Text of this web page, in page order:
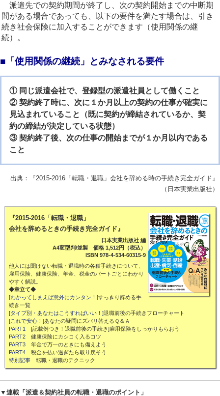
派遣先での契約期間が終了し、次の契約開始までの中断期
間がある場合であっても、以下の要件を満たす場合は、引き
続き社会保険に加入することができます（使用関係の継
続）。
■「使用関係の継続」とみなされる要件
① 同じ派遣会社で、登録型の派遣社員として働くこと
② 契約終了時に、次に１か月以上の契約の仕事が確実に
見込まれていること（既に契約が締結されているか、契
約の締結が決定している状態）
③ 契約終了後、次の仕事の開始までが１か月以内である
こと
出典：『2015-2016「転職・退職」会社を辞める時の手続き完全ガイド』
（日本実業出版社）
『2015-2016「転職・退職」
会社を辞めるときの手続き完全ガイド』
日本実業出版社 編
A4変型判/並製 価格 1,512円（税込）
ISBN 978-4-534-60315-9
他人には聞けない転職・退職時の各種手続きについて、
雇用保険、健康保険、年金、税金のパートごとにわかり
やすく解説。
◆章立て◆
[わかってしまえば意外にカンタン！]すっきり辞める手
続き一覧
[タイプ別・あなたはこうすればいい！]退職前後の手続きフローチャート
[これで安心！]あなたの疑問にズバリ答えるＱ＆Ａ
PART1
[記載例つき！退職前後の手続き]雇用保険をしっかりもらおう
PART2健康保険にカシコく入るコツ
PART3年金で万一のときにも備えよう
PART4税金を払い過ぎたら取り戻そう
特別記事転職・退職のテクニック
▼連載「派遣＆契約社員の転職・退職のポイント」